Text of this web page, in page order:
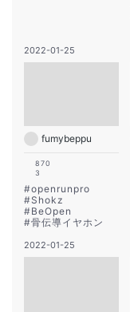
2022-01-25
fumybeppu
870
3
#openrunpro
#Shokz
#BeOpen
#骨伝導イヤホン
2022-01-25